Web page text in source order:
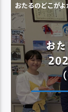
おたるのどこがよ
お